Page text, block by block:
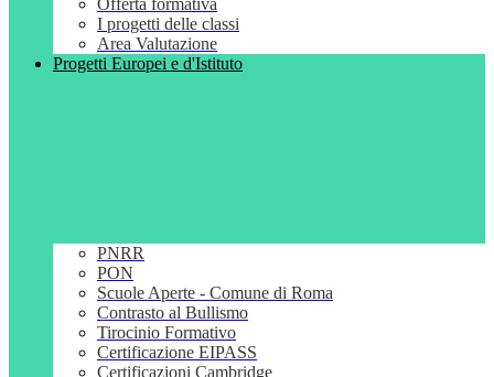
Offerta formativa
I progetti delle classi
Area Valutazione
Progetti Europei e d'Istituto
PNRR
PON
Scuole Aperte - Comune di Roma
Contrasto al Bullismo
Tirocinio Formativo
Certificazione EIPASS
Certificazioni Cambridge